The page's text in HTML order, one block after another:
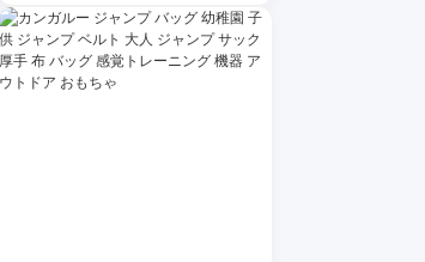
Plus燃料ジェル用ランニングア
クセサリーホルダー、男性と女
性にフィット